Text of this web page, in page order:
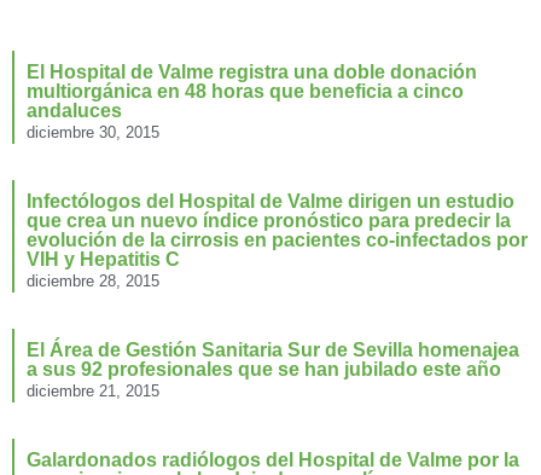
El Hospital de Valme registra una doble donación
multiorgánica en 48 horas que beneficia a cinco
andaluces
diciembre 30, 2015
Infectólogos del Hospital de Valme dirigen un estudio
que crea un nuevo índice pronóstico para predecir la
evolución de la cirrosis en pacientes co-infectados por
VIH y Hepatitis C
diciembre 28, 2015
El Área de Gestión Sanitaria Sur de Sevilla homenajea
a sus 92 profesionales que se han jubilado este año
diciembre 21, 2015
Galardonados radiólogos del Hospital de Valme por la